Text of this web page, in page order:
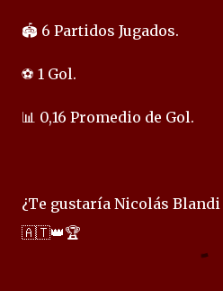
🏟️ 6 Partidos Jugados.
⚽ 1 Gol.
📊 0,16 Promedio de Gol.
¿Te gustaría Nicolás
🇦🇹👑🏆